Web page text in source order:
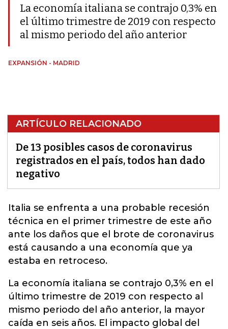
La economía italiana se contrajo 0,3% en
el último trimestre de 2019 con respecto
al mismo periodo del año anterior
EXPANSIÓN - MADRID
ARTÍCULO RELACIONADO
De 13 posibles casos de coronavirus
registrados en el país, todos han dado
negativo
Italia se enfrenta a una probable recesión
técnica en el primer trimestre de este año
ante los daños que el brote de coronavirus
está causando a una economía que ya
estaba en retroceso.
La economía italiana se contrajo 0,3% en el
último trimestre de 2019 con respecto al
mismo periodo del año anterior, la mayor
caída en seis años. El impacto global del